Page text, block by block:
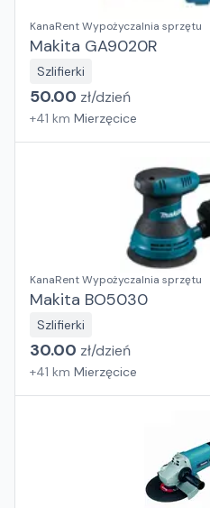
KanaRent Wypożyczalnia sprzętu
Makita GA9020R
Szlifierki
50.00 zł/dzień
+41 km Mierzęcice
KanaRent Wypożyczalnia sprzętu
Makita BO5030
Szlifierki
30.00 zł/dzień
+41 km Mierzęcice